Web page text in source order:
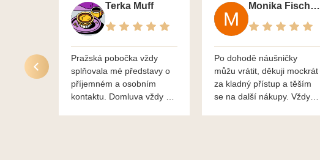
Terka Muff
Pražská pobočka vždy
splňovala mé představy o
příjemném a osobním
kontaktu. Domluva vždy na
Monika Fischerova
Po dohodě náušničky
můžu vrátit, děkuji mockrát
za kladný přístup a těším
se na další nákupy. Vždy